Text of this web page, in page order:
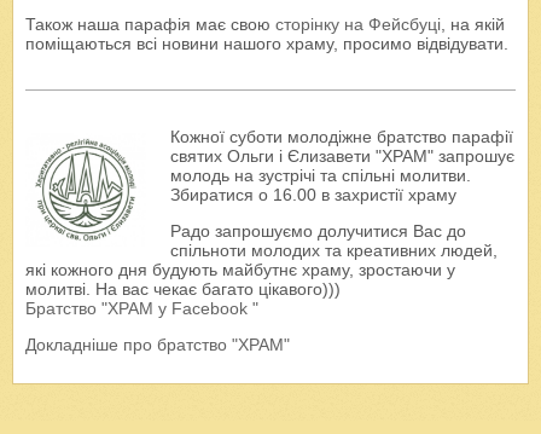
Також наша парафія має свою сторінку на Фейсбуці, на якій
поміщаються всі новини нашого храму, просимо відвідувати.
Кожної суботи молодіжне братство парафії
святих Ольги і Єлизавети "ХРАМ" запрошує
молодь на зустрічі та спільні молитви.
Збиратися о 16.00 в захристії храму
Радо запрошуємо долучитися Вас до
спільноти молодих та креативних людей,
які кожного дня будують майбутнє храму, зростаючи у
молитві. На вас чекає багато цікавого)))
Братство "ХРАМ у Facebook "
Докладніше про братство "ХРАМ"